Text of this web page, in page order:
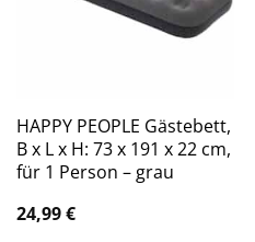
HAPPY PEOPLE Gästebett,
B x L x H: 73 x 191 x 22 cm,
für 1 Person – grau
24,99€